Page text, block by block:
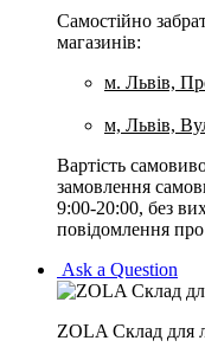
Самостійно
магазинів:
м. Львів,
м, Львів,
Вартість
замовлення
9:00-20:00, без
повідомлення
Ask a Question
ZOLA Склад для